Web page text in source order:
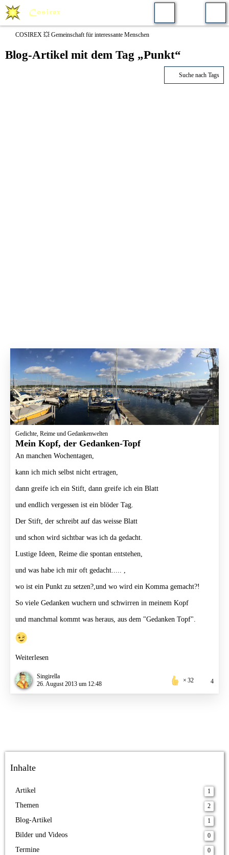
COSIREX 💥 Gemeinschaft für interessante Menschen
Blog-Artikel mit dem Tag „Punkt“
Suche nach Tags
Gedichte, Reime und Gedankenwelten
Mein Kopf, der Gedanken-Topf
An manchen Wochentagen,
kann ich mich selbst nicht ertragen,
dann greife ich ein Stift, dann greife ich ein Blatt
und endlich vergessen ist ein blöder Tag.
Der Stift, der schreibt auf das weisse Blatt
und schon wird sichtbar was ich da gedacht.
Lustige Ideen, Reime die spontan entstehen,
und was habe ich mir oft gedacht..... ,
wo ist ein Punkt zu setzen?,und wo wird ein Komma gemacht?!
So viele Gedanken wuchern und schwirren in meinem Kopf
und manchmal kommt was heraus, aus dem "Gedanken Topf".
Weiterlesen
Singirella
26. August 2013 um 12:48
32 4
Inhalte
Artikel 1
Themen 2
Blog-Artikel 1
Bilder und Videos 0
Termine 0